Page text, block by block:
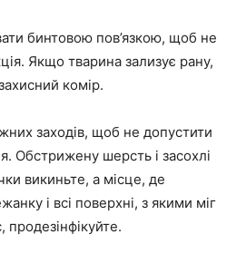
бинтовою пов’язкою, щоб не
Якщо тварина зализує рану,
комір.
заходів, щоб не допустити
Обстрижену шерсть і засохлі
викиньте, а місце, де
і всі поверхні, з якими міг
продезінфікуйте.